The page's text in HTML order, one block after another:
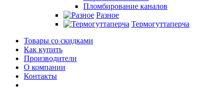
Пломбирование каналов
Разное
Термогуттаперча
Товары со скидками
Как купить
Производители
О компании
Контакты